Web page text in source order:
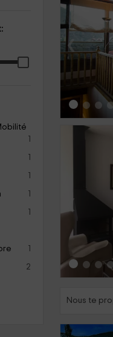
1
1
1
1
1
1
2
‹
‹
Nous te